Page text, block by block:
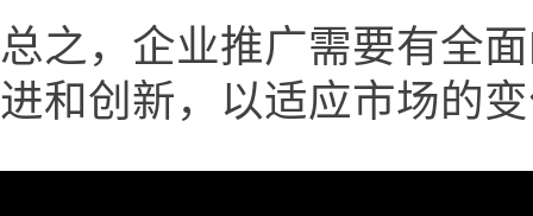
总之，企业推广需要有全
进和创新，以适应市场的